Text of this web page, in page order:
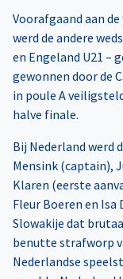
Voorafgaand aan
werd de andere
en Engeland U21 –
gewonnen door de
in poule A
halve finale.
Bij Nederland werd
Mensink (captain),
Klaren (eerste
Fleur Boeren en Isa
Slowakije dat
benutte strafworp
Nederlandse